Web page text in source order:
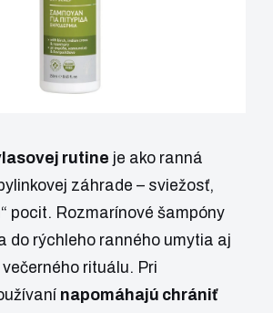
rutine je ako ranná
záhrade – sviežosť,
pocit. Rozmarínové šampóny
do rýchleho ranného umytia aj
rituálu. Pri
napomáhajú chrániť